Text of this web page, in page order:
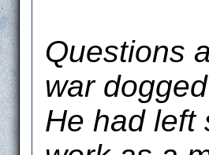
Questions
war
He had left